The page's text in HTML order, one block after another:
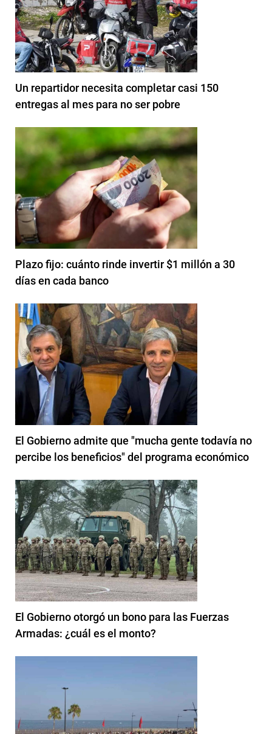
Un repartidor necesita completar casi 150
entregas al mes para no ser pobre
Plazo fijo: cuánto rinde invertir $1 millón a 30
días en cada banco
El Gobierno admite que "mucha gente todavía no
percibe los beneficios" del programa económico
El Gobierno otorgó un bono para las Fuerzas
Armadas: ¿cuál es el monto?